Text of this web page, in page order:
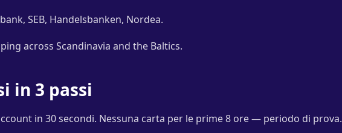
SEB, Handelsbanken, Nordea.
across Scandinavia and the Baltics.
in 3 passi
in 30 secondi. Nessuna carta per le prime 8 ore — periodo di prova.